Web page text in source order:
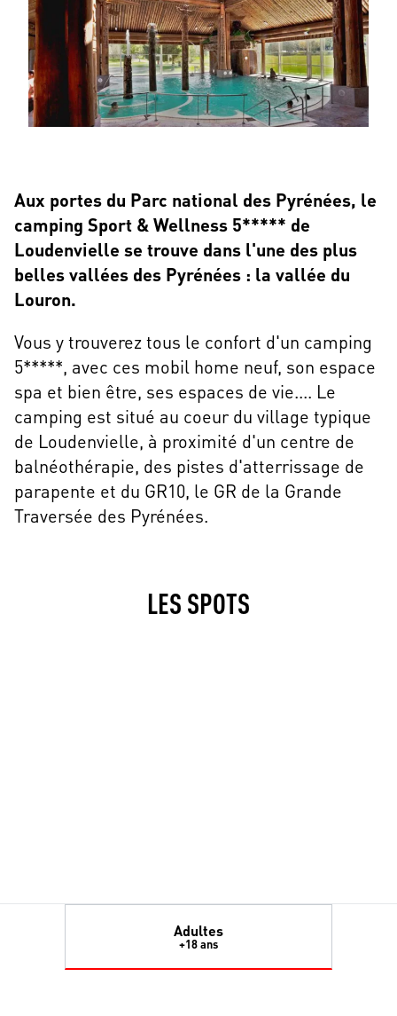
Aux portes du Parc national des Pyrénées, le
camping Sport & Wellness 5***** de
Loudenvielle se trouve dans l'une des plus
belles vallées des Pyrénées : la vallée du
Louron.
Vous y trouverez tous le confort d'un camping
5*****, avec ces mobil home neuf, son espace
spa et bien être, ses espaces de vie.... Le
camping est situé au coeur du village typique
de Loudenvielle, à proximité d'un centre de
balnéothérapie, des pistes d'atterrissage de
parapente et du GR10, le GR de la Grande
Traversée des Pyrénées.
LES SPOTS
Adultes
+18 ans